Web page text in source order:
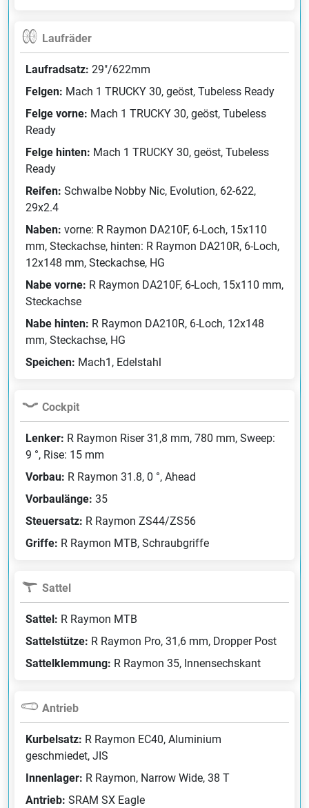
Laufräder
Laufradsatz: 29"/622mm
Felgen: Mach 1 TRUCKY 30, geöst, Tubeless Ready
Felge vorne: Mach 1 TRUCKY 30, geöst, Tubeless
Ready
Felge hinten: Mach 1 TRUCKY 30, geöst, Tubeless
Ready
Reifen: Schwalbe Nobby Nic, Evolution, 62-622,
29x2.4
Naben: vorne: R Raymon DA210F, 6-Loch, 15x110
mm, Steckachse, hinten: R Raymon DA210R, 6-Loch,
12x148 mm, Steckachse, HG
Nabe vorne: R Raymon DA210F, 6-Loch, 15x110 mm,
Steckachse
Nabe hinten: R Raymon DA210R, 6-Loch, 12x148
mm, Steckachse, HG
Speichen: Mach1, Edelstahl
Cockpit
Lenker: R Raymon Riser 31,8 mm, 780 mm, Sweep:
9 °, Rise: 15 mm
Vorbau: R Raymon 31.8, 0 °, Ahead
Vorbaulänge: 35
Steuersatz: R Raymon ZS44/ZS56
Griffe: R Raymon MTB, Schraubgriffe
Sattel
Sattel: R Raymon MTB
Sattelstütze: R Raymon Pro, 31,6 mm, Dropper Post
Sattelklemmung: R Raymon 35, Innensechskant
Antrieb
Kurbelsatz: R Raymon EC40, Aluminium
geschmiedet, JIS
Innenlager: R Raymon, Narrow Wide, 38 T
Antrieb: SRAM SX Eagle